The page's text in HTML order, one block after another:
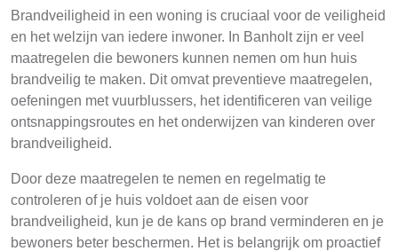
Brandveiligheid in een woning is cruciaal voor de veiligheid
en het welzijn van iedere inwoner. In Banholt zijn er veel
maatregelen die bewoners kunnen nemen om hun huis
brandveilig te maken. Dit omvat preventieve maatregelen,
oefeningen met vuurblussers, het identificeren van veilige
ontsnappingsroutes en het onderwijzen van kinderen over
brandveiligheid.
Door deze maatregelen te nemen en regelmatig te
controleren of je huis voldoet aan de eisen voor
brandveiligheid, kun je de kans op brand verminderen en je
bewoners beter beschermen. Het is belangrijk om proactief